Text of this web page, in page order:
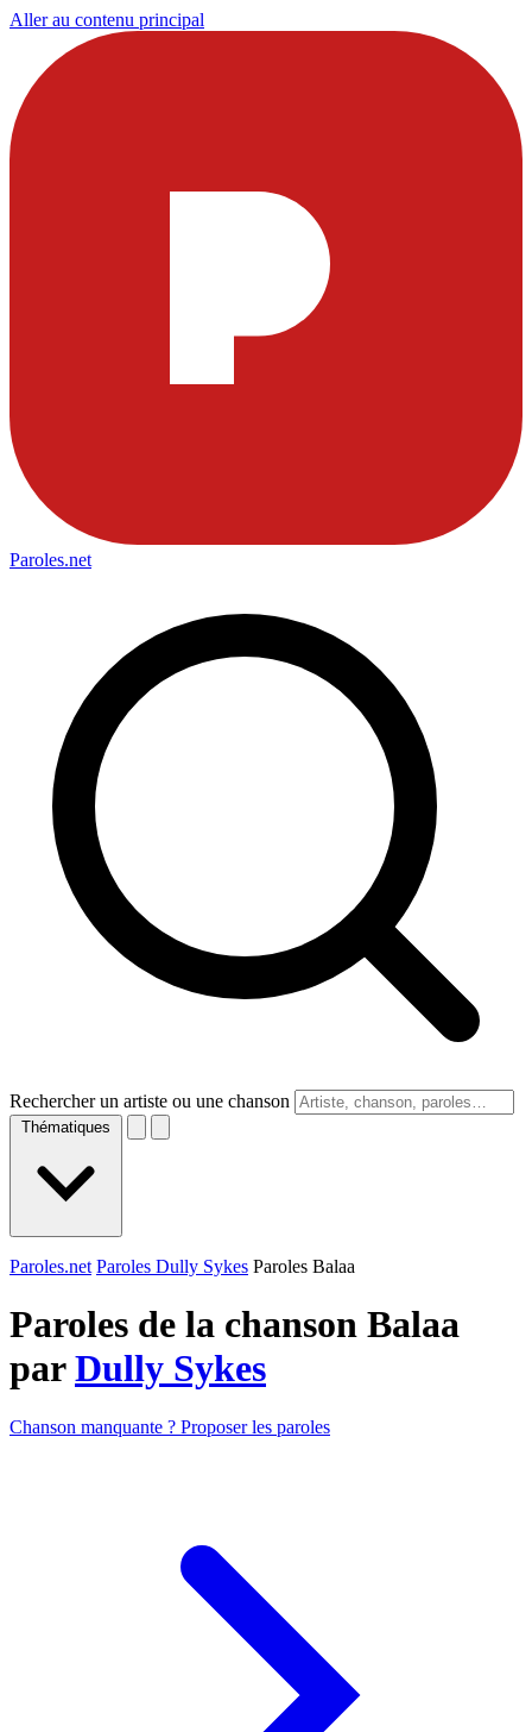
Aller au contenu principal
Paroles.net
Rechercher un artiste ou une chanson
Thématiques
Paroles.net Paroles Dully Sykes Paroles Balaa
Paroles de la chanson Balaa
parDully Sykes
Chanson manquante ? Proposer les paroles